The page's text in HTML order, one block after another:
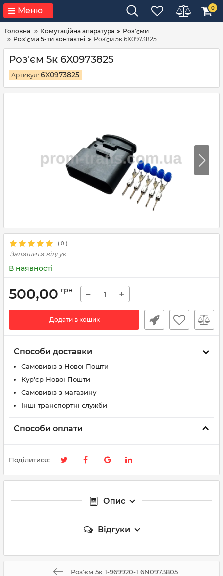
Меню 0
Головна Комутаційна апаратура
Роз'єми
Роз'єми 5-ти контактні
Роз'єм 5к 6X0973825
Роз'єм 5к 6X0973825
Артикул: 6X0973825
( 0 )
Залишити відгук
В наявності
500,00 грн − +
Додати в кошик
Способи доставки
Самовивіз з Нової Пошти
Кур'єр Нової Пошти
Самовивіз з магазину
Інші транспортні служби
Способи оплати
Поділитися:
Опис
Відгуки
Роз'єм 5к 1-969920-1 6N0973805